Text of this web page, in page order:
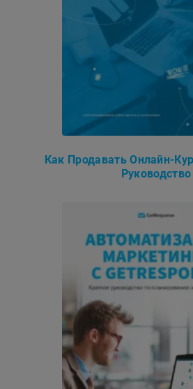
Как Продавать Онлайн-
Руководство